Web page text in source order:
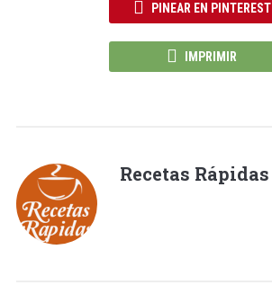
PINEAR EN PINTEREST
IMPRIMIR
Recetas Rápidas